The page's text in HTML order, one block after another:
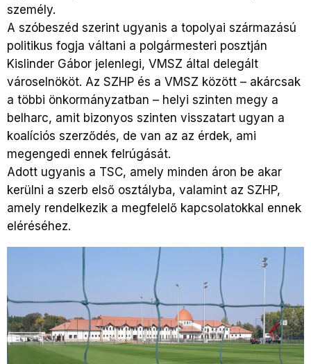
személy.
A szóbeszéd szerint ugyanis a topolyai származású
politikus fogja váltani a polgármesteri posztján
Kislinder Gábor jelenlegi, VMSZ által delegált
városelnököt. Az SZHP és a VMSZ között – akárcsak
a többi önkormányzatban – helyi szinten megy a
belharc, amit bizonyos szinten visszatart ugyan a
koalíciós szerződés, de van az az érdek, ami
megengedi ennek felrúgását.
Adott ugyanis a TSC, amely minden áron be akar
kerülni a szerb első osztályba, valamint az SZHP,
amely rendelkezik a megfelelő kapcsolatokkal ennek
eléréséhez.